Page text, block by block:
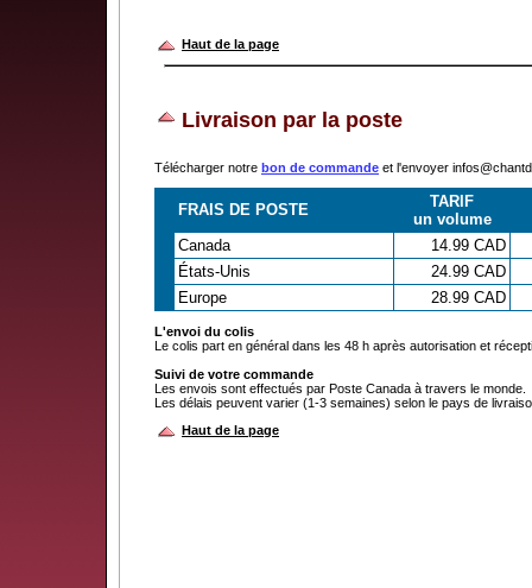
Haut de la page
Livraison par la poste
Télécharger notre bon de commande et l'envoyer
FRAIS DE POSTE
TARIF
un volume
Canada
14.99 CAD
États-Unis
24.99 CAD
Europe
28.99 CAD
L'envoi du colis
Le colis part en général dans les 48 h après autorisation et
Suivi de votre commande
Les envois sont effectués par Poste Canada à travers le monde.
Les délais peuvent varier (1-3 semaines) selon le pays de
Haut de la page